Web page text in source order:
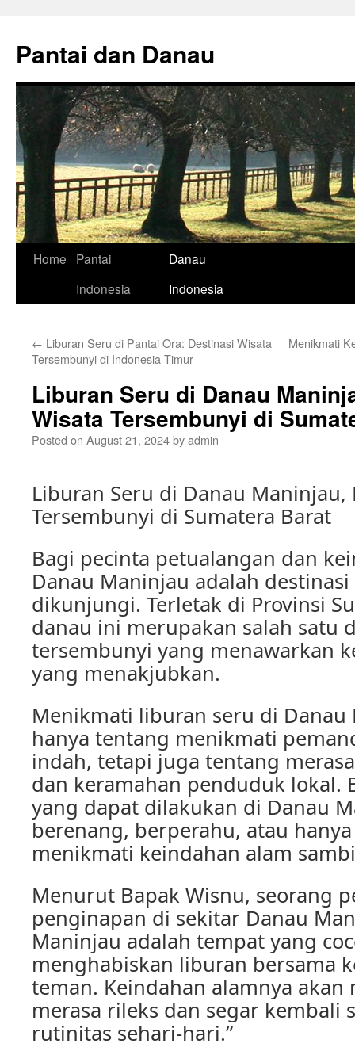
content
Pantai dan Danau
Home
Pantai
Indonesia
Danau
Indonesia
← Liburan Seru di Pantai Ora: Destinasi Wisata
Tersembunyi di Indonesia Timur
Menikmati
Liburan Seru di Danau
Wisata Tersembunyi di
Posted on August 21, 2024byadmin
Liburan Seru di Danau Maninjau,
Tersembunyi di Sumatera Barat
Bagi pecinta petualangan dan
Danau Maninjau adalah
dikunjungi. Terletak di Provinsi
danau ini merupakan salah satu
tersembunyi yang menawarkan
yang menakjubkan.
Menikmati liburan seru di
hanya tentang menikmati
indah, tetapi juga tentang
dan keramahan penduduk lokal.
yang dapat dilakukan di Danau
berenang, berperahu, atau
menikmati keindahan alam
Menurut Bapak Wisnu, seorang
penginapan di sekitar Danau
Maninjau adalah tempat yang
menghabiskan liburan bersama
teman. Keindahan alamnya akan
merasa rileks dan segar kembali
rutinitas sehari-hari.”